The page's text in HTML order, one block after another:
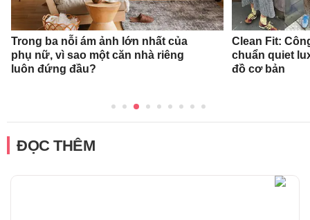
Trong ba nỗi ám ảnh lớn nhất của
phụ nữ, vì sao một căn nhà riêng
luôn đứng đầu?
Clean Fit:
chuẩn quiet
đồ cơ bản
ĐỌC THÊM